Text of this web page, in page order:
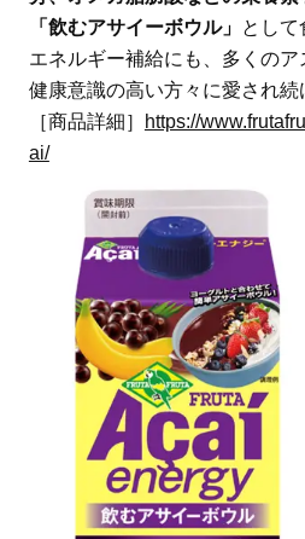
「飲むアサイーボウル」 とし
エネルギー補給にも、多くの
健康意識の高い方々に愛され続
［商品詳細］
https://
ai/